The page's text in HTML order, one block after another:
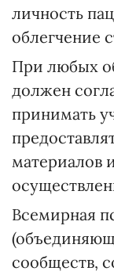
личность
облегчение
При любых
должен
принимать
материалов
Всемирная
сообществ,